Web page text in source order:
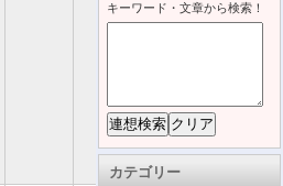
キーワード・文章から検索！
カテゴリー